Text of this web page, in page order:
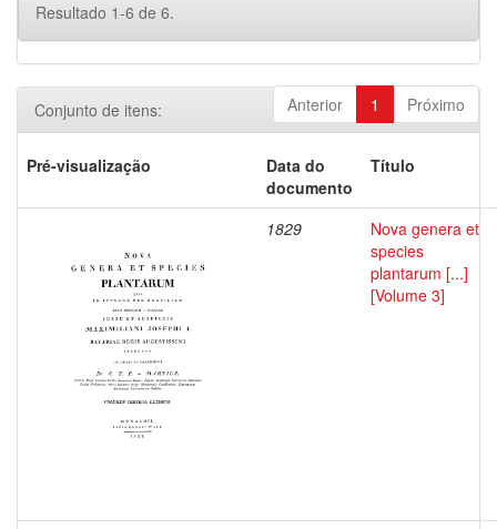
Resultado 1-6 de 6.
Anterior 1 Próximo
Conjunto de itens:
Pré-visualização
Data do
documento
Título
1829
Nova genera et
species
plantarum [...]
[Volume 3]